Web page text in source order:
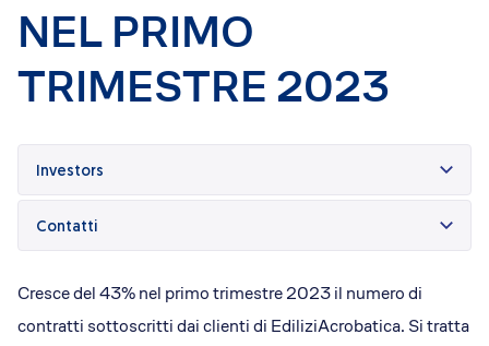
Approfondimenti
NEL PRIMO
TRIMESTRE 2023
Investors
Contatti
Cresce del 43% nel primo trimestre 2023 il numero di
contratti sottoscritti dai clienti di EdiliziAcrobatica. Si tratta